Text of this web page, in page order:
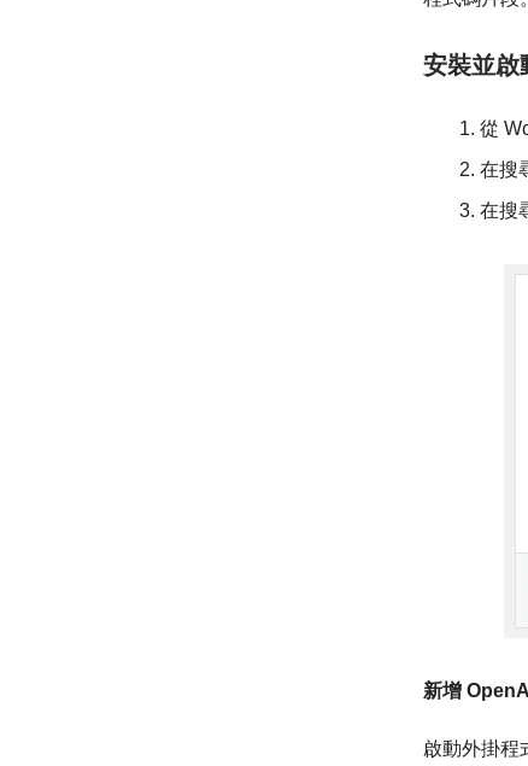
安裝並啟
從
在搜
在搜
新增
啟動外掛程